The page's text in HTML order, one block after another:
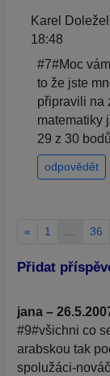
Karel
18:48
#7#Moc
to že jste
připravili na
matematiky
29 z 30
odpovědět
« 1 36
Přidat
jana –
#9#všichni co
arabskou tak
spolužáci-